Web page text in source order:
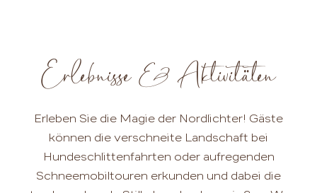
Erlebnisse & Aktivitäten
Erleben Sie die Magie der Nordlichter! Gäste
können die verschneite Landschaft bei
Hundeschlittenfahrten oder aufregenden
Schneemobiltouren erkunden und dabei die